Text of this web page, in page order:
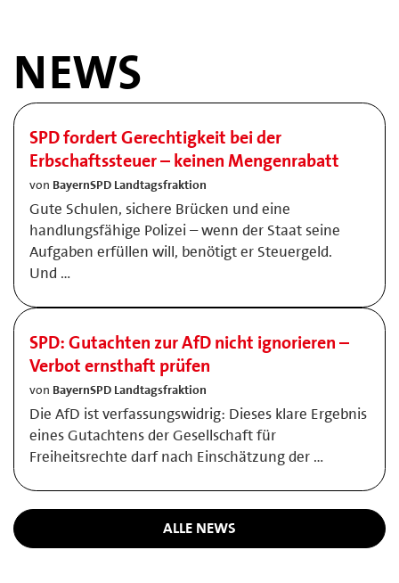
NEWS
SPD fordert Gerechtigkeit bei der
Erbschaftssteuer – keinen Mengenrabatt
von BayernSPD Landtagsfraktion
Gute Schulen, sichere Brücken und eine
handlungsfähige Polizei – wenn der Staat seine
Aufgaben erfüllen will, benötigt er Steuergeld.
Und …
SPD: Gutachten zur AfD nicht ignorieren –
Verbot ernsthaft prüfen
von BayernSPD Landtagsfraktion
Die AfD ist verfassungswidrig: Dieses klare Ergebnis
eines Gutachtens der Gesellschaft für
Freiheitsrechte darf nach Einschätzung der …
ALLE NEWS